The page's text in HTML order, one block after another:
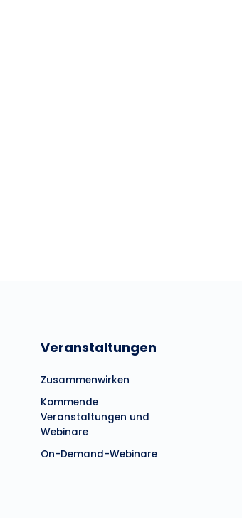
Veranstaltungen
Zusammenwirken
Kommende
Veranstaltungen und
Webinare
On-Demand-Webinare